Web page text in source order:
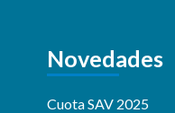
Novedades
Cuota SAV 2025